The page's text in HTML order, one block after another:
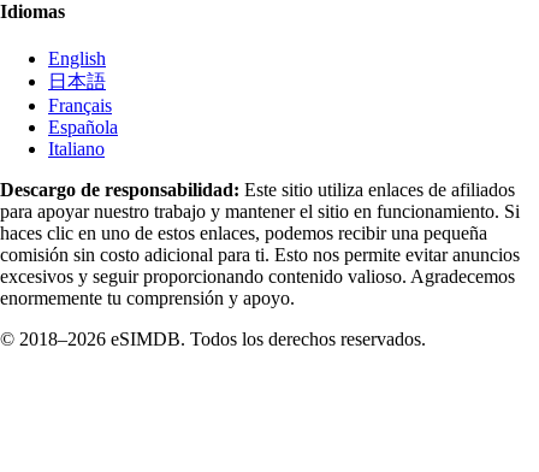
Idiomas
English
日本語
Français
Española
Italiano
Descargo de responsabilidad: Este sitio utiliza enlaces de afiliados
para apoyar nuestro trabajo y mantener el sitio en funcionamiento. Si
haces clic en uno de estos enlaces, podemos recibir una pequeña
comisión sin costo adicional para ti. Esto nos permite evitar anuncios
excesivos y seguir proporcionando contenido valioso. Agradecemos
enormemente tu comprensión y apoyo.
© 2018–2026 eSIMDB. Todos los derechos reservados.